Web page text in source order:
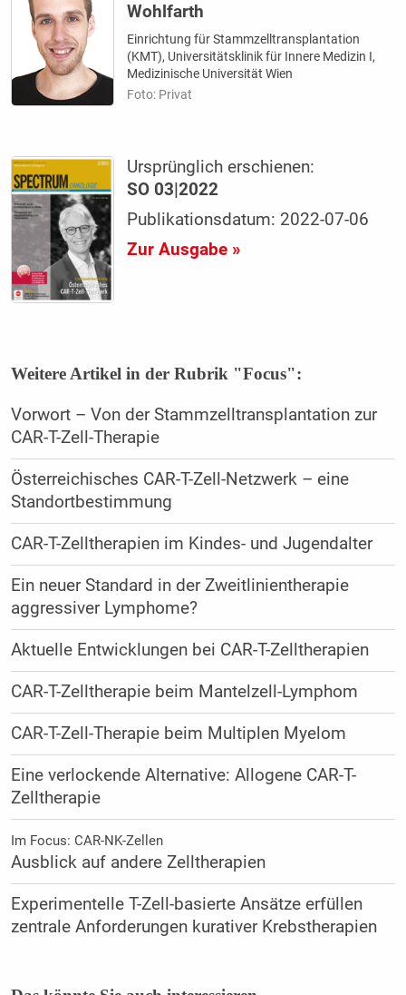
Wohlfarth
Einrichtung für Stammzelltransplantation
(KMT), Universitätsklinik für Innere Medizin I,
Medizinische Universität Wien
Foto: Privat
Ursprünglich erschienen:
SO 03|2022
Publikationsdatum: 2022-07-06
Zur Ausgabe »
Weitere Artikel in der Rubrik "Focus":
Vorwort – Von der Stammzelltransplantation zur
CAR-T-Zell-Therapie
Österreichisches CAR-T-Zell-Netzwerk – eine
Standortbestimmung
CAR-T-Zelltherapien im Kindes- und Jugendalter
Ein neuer Standard in der Zweitlinientherapie
aggressiver Lymphome?
Aktuelle Entwicklungen bei CAR-T-Zelltherapien
CAR-T-Zelltherapie beim Mantelzell-Lymphom
CAR-T-Zell-Therapie beim Multiplen Myelom
Eine verlockende Alternative: Allogene CAR-T-
Zelltherapie
Im Focus: CAR-NK-Zellen
Ausblick auf andere Zelltherapien
Experimentelle T-Zell-basierte Ansätze erfüllen
zentrale Anforderungen kurativer Krebstherapien